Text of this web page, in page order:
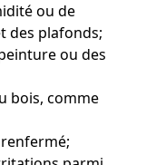
ou de
des plafonds;
ou des
bois, comme